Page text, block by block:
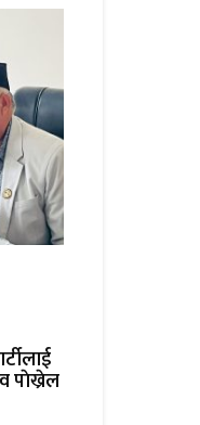
पाेख्रेल